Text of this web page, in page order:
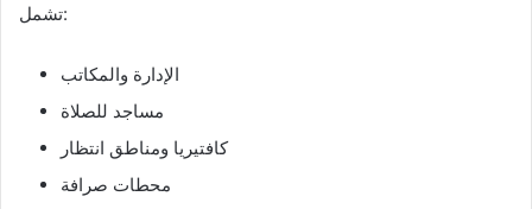
تشمل:
الإدارة والمكاتب
مساجد للصلاة
كافتيريا ومناطق انتظار
محطات صرافة